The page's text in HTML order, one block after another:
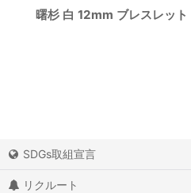
曙杉 白 12mm ブレスレッ
SDGs取組宣言
リクルート